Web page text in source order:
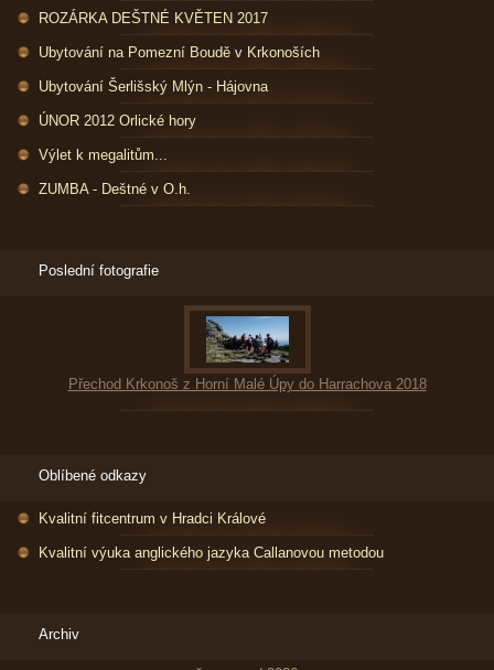
ROZÁRKA DEŠTNÉ KVĚTEN 2017
Ubytování na Pomezní Boudě v Krkonoších
Ubytování Šerlišský Mlýn - Hájovna
ÚNOR 2012 Orlické hory
Výlet k megalitům...
ZUMBA - Deštné v O.h.
Poslední fotografie
Přechod Krkonoš z Horní Malé Úpy do Harrachova 2018
Oblíbené odkazy
Kvalitní fitcentrum v Hradci Králové
Kvalitní výuka anglického jazyka Callanovou metodou
Archiv